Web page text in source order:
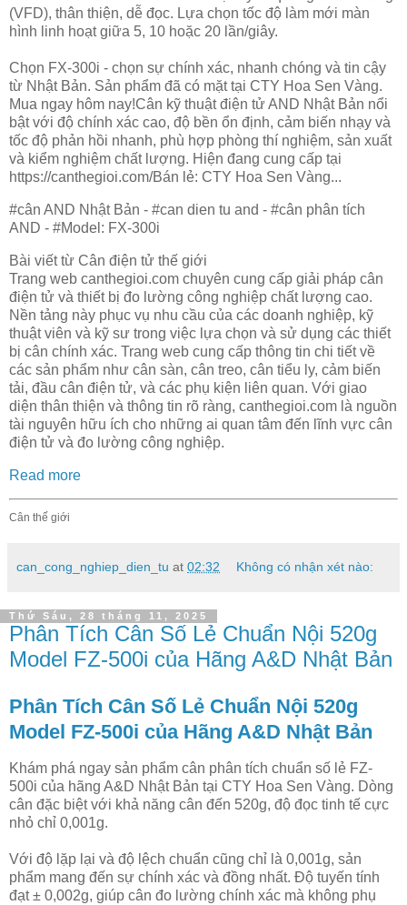
(VFD), thân thiện, dễ đọc. Lựa chọn tốc độ làm mới màn
hình linh hoạt giữa 5, 10 hoặc 20 lần/giây.
Chọn FX-300i - chọn sự chính xác, nhanh chóng và tin cậy
từ Nhật Bản. Sản phẩm đã có mặt tại CTY Hoa Sen Vàng.
Mua ngay hôm nay!Cân kỹ thuật điện tử AND Nhật Bản nổi
bật với độ chính xác cao, độ bền ổn định, cảm biến nhạy và
tốc độ phản hồi nhanh, phù hợp phòng thí nghiệm, sản xuất
và kiểm nghiệm chất lượng. Hiện đang cung cấp tại
https://canthegioi.com/Bán lẻ: CTY Hoa Sen Vàng...
#cân AND Nhật Bản - #can dien tu and - #cân phân tích
AND - #Model: FX-300i
Bài viết từ Cân điện tử thế giới
Trang web canthegioi.com chuyên cung cấp giải pháp cân
điện tử và thiết bị đo lường công nghiệp chất lượng cao.
Nền tảng này phục vụ nhu cầu của các doanh nghiệp, kỹ
thuật viên và kỹ sư trong việc lựa chọn và sử dụng các thiết
bị cân chính xác. Trang web cung cấp thông tin chi tiết về
các sản phẩm như cân sàn, cân treo, cân tiểu ly, cảm biến
tải, đầu cân điện tử, và các phụ kiện liên quan. Với giao
diện thân thiện và thông tin rõ ràng, canthegioi.com là nguồn
tài nguyên hữu ích cho những ai quan tâm đến lĩnh vực cân
điện tử và đo lường công nghiệp.
Read more
Cân thế giới
can_cong_nghiep_dien_tu at 02:32 Không có nhận xét nào:
Thứ Sáu, 28 tháng 11, 2025
Phân Tích Cân Số Lẻ Chuẩn Nội 520g
Model FZ-500i của Hãng A&D Nhật Bản
Phân Tích Cân Số Lẻ Chuẩn Nội 520g
Model FZ-500i của Hãng A&D Nhật Bản
Khám phá ngay sản phẩm cân phân tích chuẩn số lẻ FZ-
500i của hãng A&D Nhật Bản tại CTY Hoa Sen Vàng. Dòng
cân đặc biệt với khả năng cân đến 520g, độ đọc tinh tế cực
nhỏ chỉ 0,001g.
Với độ lặp lại và độ lệch chuẩn cũng chỉ là 0,001g, sản
phẩm mang đến sự chính xác và đồng nhất. Độ tuyến tính
đạt ± 0,002g, giúp cân đo lường chính xác mà không phụ